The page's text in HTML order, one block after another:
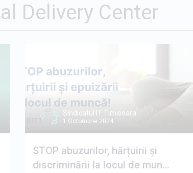
Delivery Center
Sindicatul IT Timisoara
1 Octombrie 2024
STOP abuzurilor, hărțuirii și
discriminării la locul de mun…